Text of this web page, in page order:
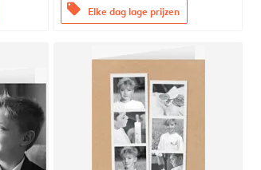
offers Elke dag lage prijzen